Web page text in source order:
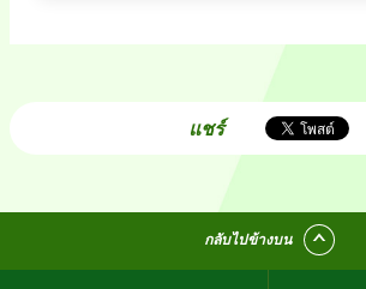
แชร์
กลับไปข้างบน